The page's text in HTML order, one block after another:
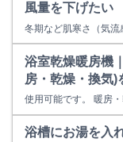
風量を下げたい
浴室乾燥暖房機
房・乾燥・換気)
浴槽にお湯を入